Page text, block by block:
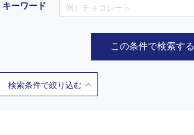
キーワード
この条件で検索する
検索条件で絞り込む